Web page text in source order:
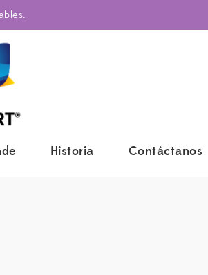
Historia Contáctanos